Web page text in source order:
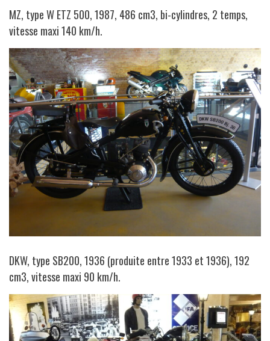
MZ, type W ETZ 500, 1987, 486 cm3, bi-cylindres, 2 temps,
vitesse maxi 140 km/h.
DKW, type SB200, 1936 (produite entre 1933 et 1936), 192
cm3, vitesse maxi 90 km/h.